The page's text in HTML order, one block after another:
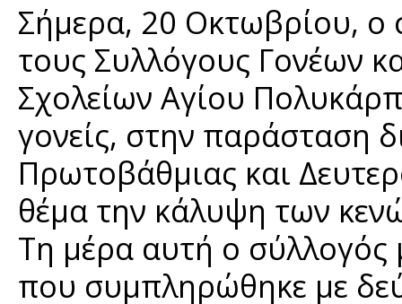
Σήμερα, 20 Οκτωβρίου, ο
τους Συλλόγους Γονέων
Σχολείων Αγίου
γονείς, στην παράσταση
Πρωτοβάθμιας και
θέμα την κάλυψη των
Τη μέρα αυτή ο σύλλογός
που συμπληρώθηκε με